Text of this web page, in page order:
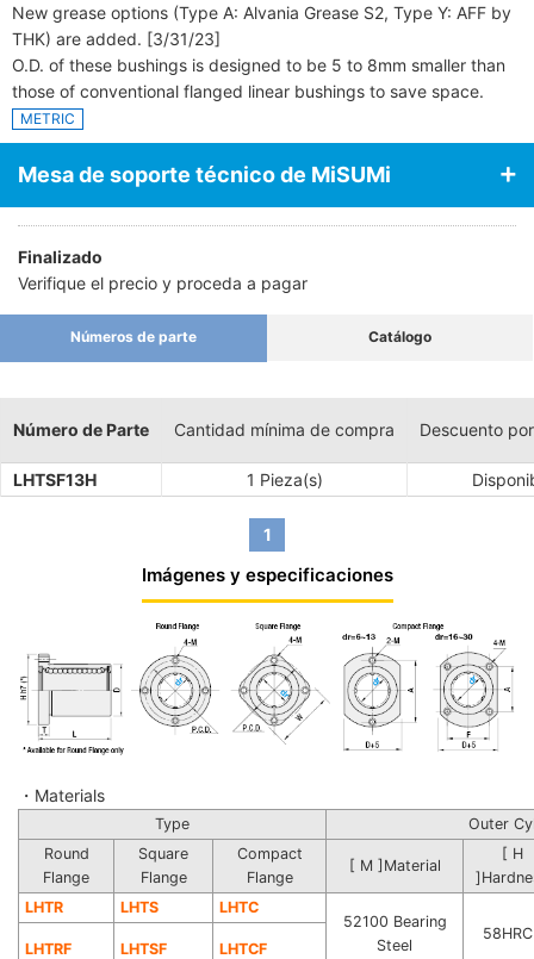
New grease options (Type A: Alvania Grease S2, Type Y: AFF by
THK) are added. [3/31/23]
O.D. of these bushings is designed to be 5 to 8mm smaller than
those of conventional flanged linear bushings to save space.
METRIC
Mesa de soporte técnico de MiSUMi
Finalizado
Verifique el precio y proceda a pagar
Números de parte Catálogo
Número de Parte Cantidad mínima de compra Descuento
LHTSF13H 1 Pieza(s)
1
Imágenes y especificaciones
・Materials
Type
Outer
Round
Flange
Square
Flange
Compact
Flange
[ M ]Material
[ H
LHTR
LHTS
LHTC
52100 Bearing
Steel
LHTRF
LHTSF LHTCF